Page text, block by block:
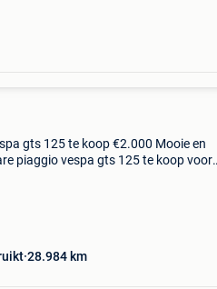
gts 125 te koop €2.000 Mooie en
piaggio vespa gts 125 te koop voor
28.984 km